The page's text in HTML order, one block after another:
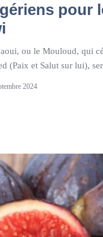
pour
ou le Mouloud, qui
(Paix et Salut sur lui),
2024